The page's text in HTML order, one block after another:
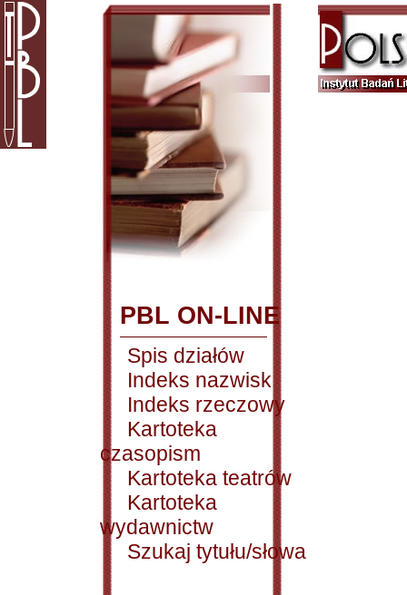
PBL ON-LINE
Spis działów
Indeks nazwisk
Indeks rzeczowy
Kartoteka
czasopism
Kartoteka teatrów
Kartoteka
wydawnictw
Szukaj tytułu/słowa